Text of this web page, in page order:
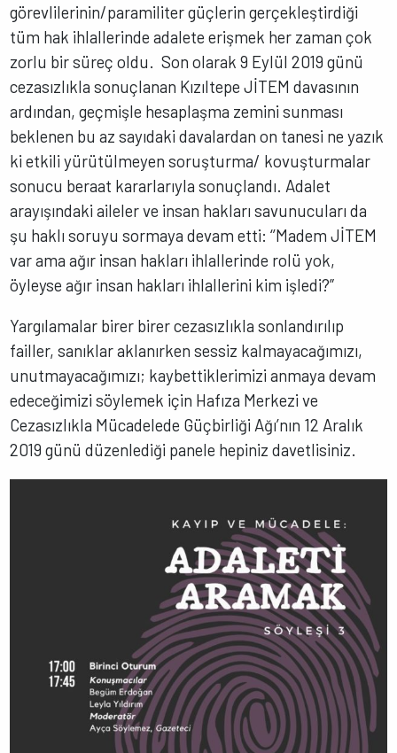
görevlilerinin/paramiliter güçlerin gerçekleştirdiği
tüm hak ihlallerinde adalete erişmek her zaman çok
zorlu bir süreç oldu. Son olarak 9 Eylül 2019 günü
cezasızlıkla sonuçlanan Kızıltepe JİTEM davasının
ardından, geçmişle hesaplaşma zemini sunması
beklenen bu az sayıdaki davalardan on tanesi ne yazık
ki etkili yürütülmeyen soruşturma/ kovuşturmalar
sonucu beraat kararlarıyla sonuçlandı. Adalet
arayışındaki aileler ve insan hakları savunucuları da
şu haklı soruyu sormaya devam etti: ‘’Madem JİTEM
var ama ağır insan hakları ihlallerinde rolü yok,
öyleyse ağır insan hakları ihlallerini kim işledi?”
Yargılamalar birer birer cezasızlıkla sonlandırılıp
failler, sanıklar aklanırken sessiz kalmayacağımızı,
unutmayacağımızı; kaybettiklerimizi anmaya devam
edeceğimizi söylemek için Hafıza Merkezi ve
Cezasızlıkla Mücadelede Güçbirliği Ağı’nın 12 Aralık
2019 günü düzenlediği panele hepiniz davetlisiniz.